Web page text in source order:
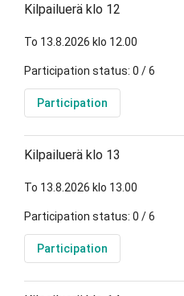
Kilpailuerä klo 12
To 13.8.2026 klo 12.00
Participation status: 0 / 6
Participation
Kilpailuerä klo 13
To 13.8.2026 klo 13.00
Participation status: 0 / 6
Participation